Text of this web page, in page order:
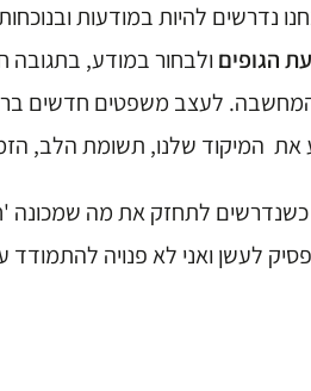
נדרשים להיות במודעות
הגופים ולבחור במודע,
לעצב משפטים חדשים
את המיקוד שלנו, תשומת הלב,
לתחזק את מה שמכונה 'חיי
לעשן ואני לא פנויה להתמודד